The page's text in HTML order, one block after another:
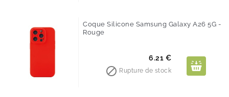
Coque Silicone Samsung Galaxy A26 5G -
Rouge
Prix
6.21 €
 Rupture de stock